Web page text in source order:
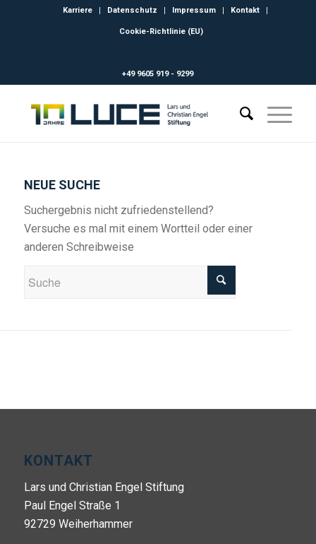
Karriere Datenschutz Impressum Kontakt
Cookie-Richtlinie (EU)
+49 9605 919 - 9299
NEUE SUCHE
Suchergebnis nicht zufriedenstellend?
Versuche es mal mit einem Wortteil oder einer
anderen Schreibweise
KONTAKT
Lars und Christian Engel Stiftung
Paul Engel Straße 1
92729 Weiherhammer